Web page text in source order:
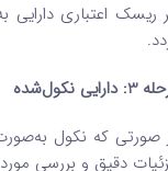
ریسک اعتباری
نکول‌شده
صورتی که نکول به‌صورت
دقیق و بررسی